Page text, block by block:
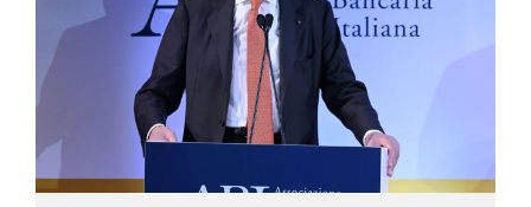
l’approfondimento è dedicato, in particolare: alla
recente normativa della UE sugli obblighi
antiriciclaggio (c.d. AML Package), tra cui il
Regolamento Antiriciclaggio e la Direttiva AML;
all’AMLA, ovvero alla nuova Autorità europea che